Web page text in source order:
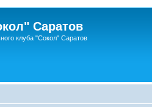
Саратов
клуба "Сокол" Саратов